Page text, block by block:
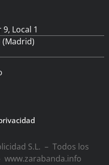
Local 1
(Madrid)
S.L. – Todos los